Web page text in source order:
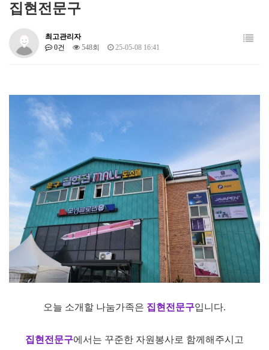
집현전문구
최고관리자
0건
548회 25-05-08 16:41
오늘 소개할 나눔가족은 집현전문구입니다.
집현전문구에서는 꾸준한 자원봉사로 함께해주시고